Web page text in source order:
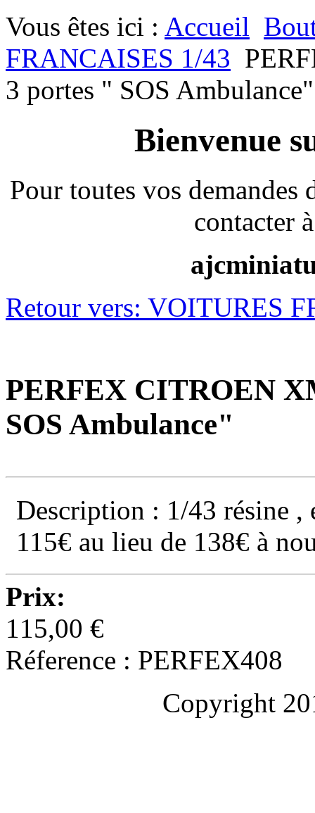
Vous êtes ici : Accueil
FRANCAISES 1/43
3 portes " SOS Ambulance"
Bienvenue
Pour toutes vos
contacter
Retour vers: VOITURES
PERFEX CITROEN
SOS Ambulance"
Description : 1/43 résine ,
115€ au lieu de 138€ à
Prix:
115,00 €
Réference : PERFEX408
Copyright